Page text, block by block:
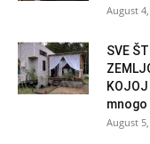
August
SVE
mnogo
August